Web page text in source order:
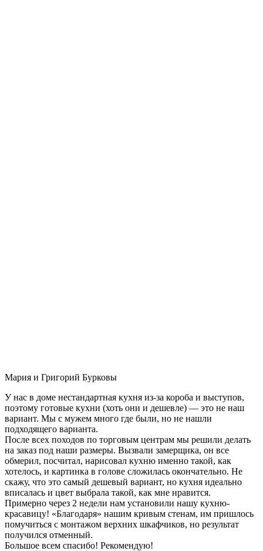
Мария и Григорий Бурковы
У нас в доме нестандартная кухня из-за короба и выступов,
поэтому готовые кухни (хоть они и дешевле) — это не наш
вариант. Мы с мужем много где были, но не нашли
подходящего варианта.
После всех походов по торговым центрам мы решили делать
на заказ под наши размеры. Вызвали замерщика, он все
обмерил, посчитал, нарисовал кухню именно такой, как
хотелось, и картинка в голове сложилась окончательно. Не
скажу, что это самый дешевый вариант, но кухня идеально
вписалась и цвет выбрала такой, как мне нравится.
Примерно через 2 недели нам установили нашу кухню-
красавицу! «Благодаря» нашим кривым стенам, им пришлось
помучиться с монтажом верхних шкафчиков, но результат
получился отменный.
Большое всем спасибо! Рекомендую!